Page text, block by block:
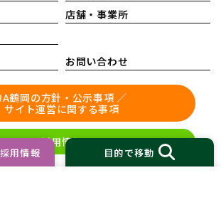
目的で移動
採用情報
店舗・事業所
お問い合わせ
鶴岡の方針・公示事項 ／
サイト運営に関する事項
採用情報